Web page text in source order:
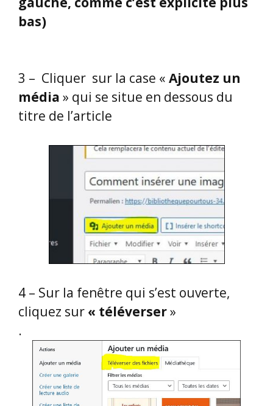
bas)
3 – Cliquer sur la case « Ajoutez un
média » qui se situe en dessous du
titre de l’article
4 – Sur la fenêtre qui s’est ouverte,
cliquez sur « téléverser»
.